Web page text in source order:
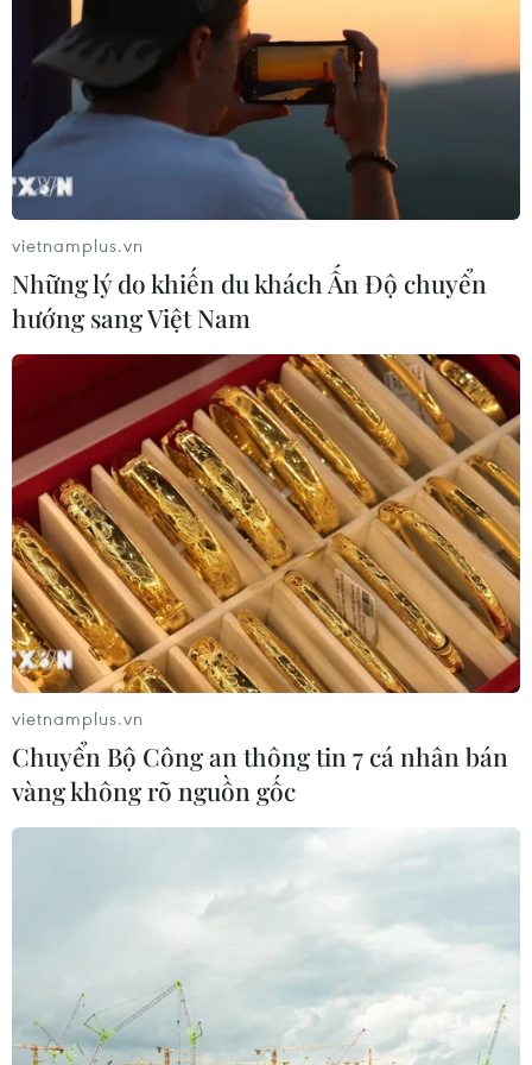
vietnamplus.vn
Những lý do khiến du khách Ấn Độ chuyển
hướng sang Việt Nam
vietnamplus.vn
Chuyển Bộ Công an thông tin 7 cá nhân bán
vàng không rõ nguồn gốc